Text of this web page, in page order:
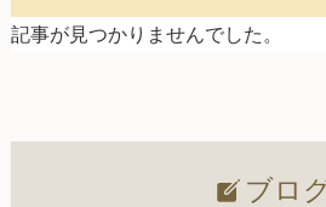
記事が見つかりませんでした。
ブロ